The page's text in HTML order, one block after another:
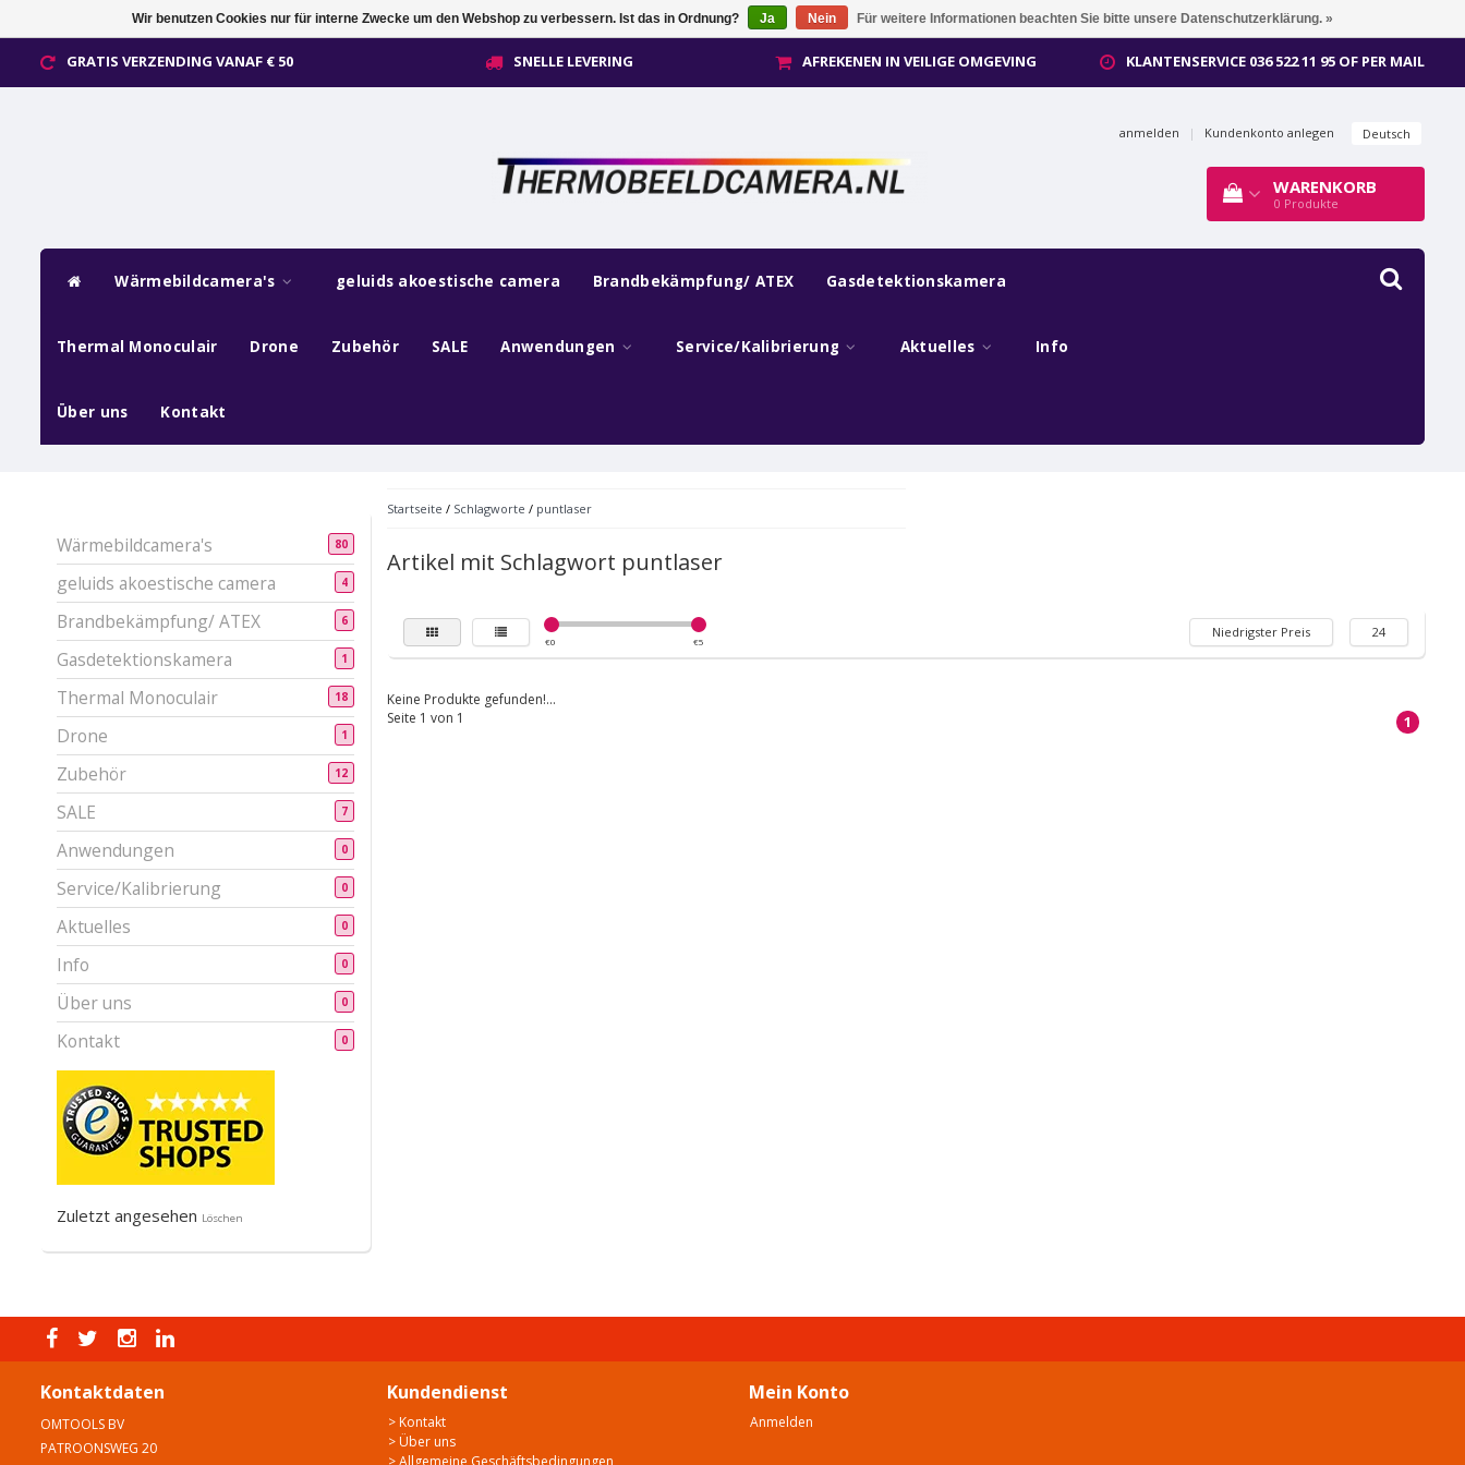
GRATIS VERZENDING VANAF € 50 SNELLE LEVERING AFREKENEN IN VEILIGE OMGEVING KLANTENSERVICE 036 522 11 95 OF PER MAIL
anmelden | Kundenkonto anlegen Deutsch
WARENKORB
0 Produkte
Wärmebildcamera's geluids akoestische camera Brandbekämpfung/ ATEX Gasdetektionskamera
Thermal Monoculair Drone Zubehör SALE Anwendungen Service/Kalibrierung Aktuelles Info
Über uns Kontakt
Wärmebildcamera's 80
geluids akoestische camera 4
Brandbekämpfung/ ATEX 6
Gasdetektionskamera 1
Thermal Monoculair 18
Drone 1
Zubehör 12
SALE 7
Anwendungen 0
Service/Kalibrierung 0
Aktuelles 0
Info 0
Über uns 0
Kontakt 0
Zuletzt angesehen Löschen
Startseite / Schlagworte / puntlaser
Artikel mit Schlagwort puntlaser
€0 €5
Niedrigster Preis 24
Keine Produkte gefunden!...
Seite 1 von 1
1
Kontaktdaten
OMTOOLS BV
PATROONSWEG 20
Kundendienst
> Kontakt
> Über uns
> Allgemeine Geschäftsbedingungen
Mein Konto
Anmelden
Wir benutzen Cookies nur für interne Zwecke um den Webshop zu verbessern. Ist das in Ordnung? Ja Nein Für weitere Informationen beachten Sie bitte unsere Datenschutzerklärung. »